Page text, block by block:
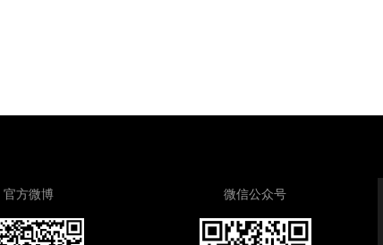
官方微博 微信公众号